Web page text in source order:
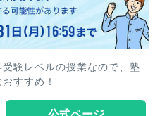
験レベルの授業なので、塾
すすめ！